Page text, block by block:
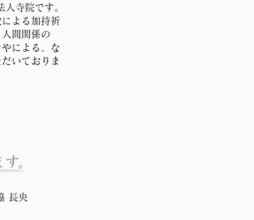
寺院です。
よる加持祈
間関係の
による、な
いておりま
長央